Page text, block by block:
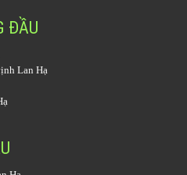
ĐẦU
Lan Hạ